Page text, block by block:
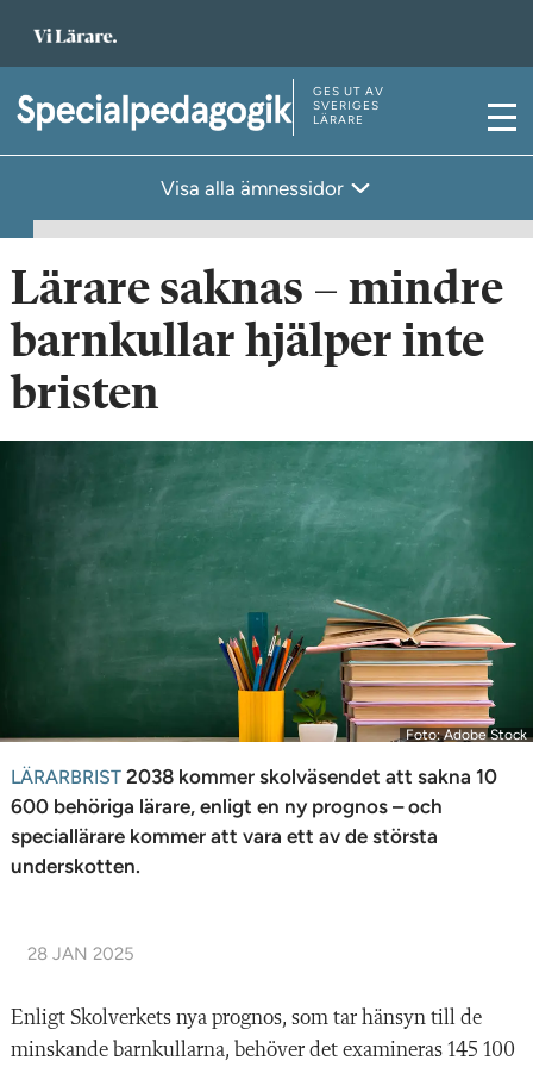
l
s
a
t
i
d
T
s
t
a
r
s
GES UT AV
SVERIGES
LÄRARE
M
Visa alla ämnessidor
Lärare saknas – mindre
barnkullar hjälper inte
bristen
Foto: Adobe Stock
LÄRARBRIST 2038 kommer skolväsendet att sakna 10
600 behöriga lärare, enligt en ny prognos – och
speciallärare kommer att vara ett av de största
underskotten.
28 JAN 2025
Enligt Skolverkets nya prognos, som tar hänsyn till de
minskande barnkullarna, behöver det examineras 145 100